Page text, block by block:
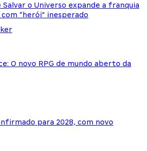
o Universo expande a franquia
“herói” inesperado
O novo RPG de mundo aberto da
para 2028, com novo